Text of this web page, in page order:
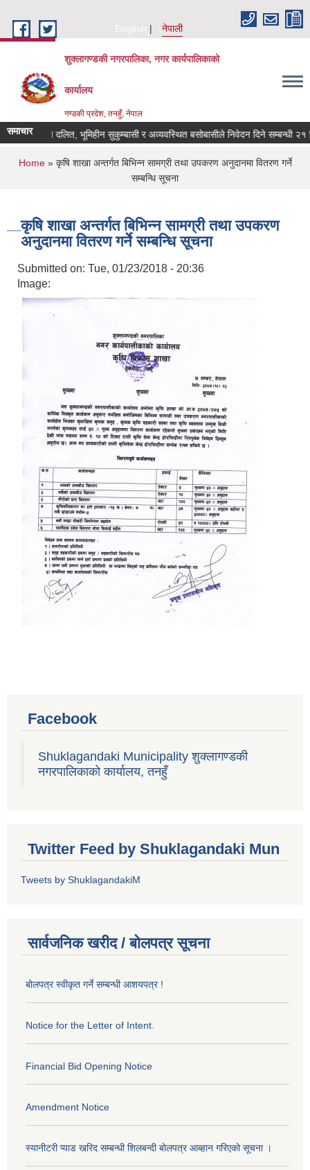
English
नेपाली
शुक्लागण्डकी नगरपालिका, नगर कार्यपालिकाको
कार्यालय
गण्डकी प्रदेश, तनहुँ, नेपाल
समाचार
भूमिहीन दलित, भूमिहीन सुकुम्बासी र अव्यवस्थित बसोबासीले निवेदन दिने सम्बन्धी २१
You are here
Home» कृषि शाखा अन्तर्गत बिभिन्न सामग्री तथा उपकरण अनुदानमा वितरण गर्ने
सम्बन्धि सूचना
कृषि शाखा अन्तर्गत बिभिन्न सामग्री तथा उपकरण
अनुदानमा वितरण गर्ने सम्बन्धि सूचना
Submitted on: Tue, 01/23/2018 - 20:36
Image:
Facebook
Shuklagandaki Municipality शुक्लागण्डकी
नगरपालिकाको कार्यालय, तनहुँ
Twitter Feed by Shuklagandaki Mun
Tweets by ShuklagandakiM
सार्वजनिक खरीद / बोलपत्र सूचना
बोलपत्र स्वीकृत गर्ने सम्बन्धी आशयपत्र !
Notice for the Letter of Intent.
Financial Bid Opening Notice
Amendment Notice
स्यानीटरी प्याड खरिद सम्बन्धी शिलबन्दी बोलपत्र आब्हान गरिएको सूचना ।